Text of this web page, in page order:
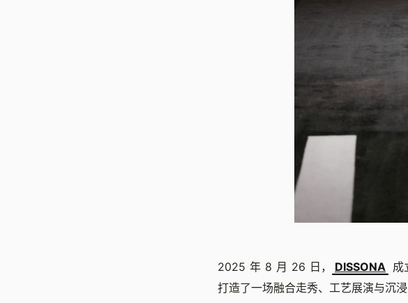
2025 年 8 月 26 日， DISSONA 成
打造了一场融合走秀、工艺展演与沉浸